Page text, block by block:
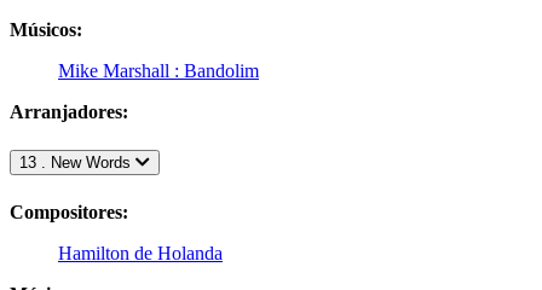
Músicos:
Mike Marshall : Bandolim
Arranjadores:
13 . New Words
Compositores:
Hamilton de Holanda